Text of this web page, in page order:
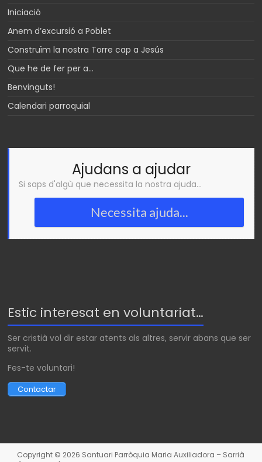
Iniciació
Anem d’excursió a Poblet
Construïm la nostra Torre cap a Jesús
Que he de fer per a…
Benvinguts!
Calendari parroquial
Ajudans a ajudar
Si saps d'algù que necessita la nostra ajuda...
Necessita ajuda...
Estic interesat en voluntariat…
Ser cristià vol dir estar atents als altres, servir abans que ser
servit.
Fes-te voluntari!
Contactar
Copyright © 2026 Santuari Parròquia Maria Auxiliadora – Sarrià